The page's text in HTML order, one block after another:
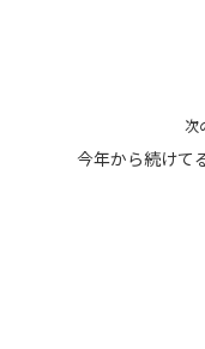
次
今年から続けて